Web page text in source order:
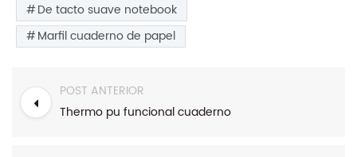
De tacto suave notebook
Marfil cuaderno de papel
POST ANTERIOR
Thermo pu funcional cuaderno